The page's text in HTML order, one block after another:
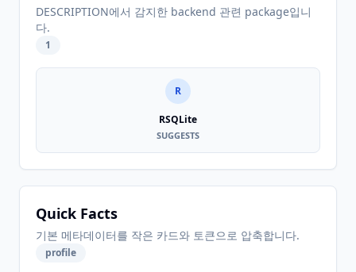
DESCRIPTION에서 감지한 backend 관련 package입니
다.
1
R
RSQLite
SUGGESTS
Quick Facts
기본 메타데이터를 작은 카드와 토큰으로 압축합니다.
profile